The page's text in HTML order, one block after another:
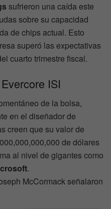
sufrieron una caída este
sobre su capacidad
de chips actual. Esto
superó las expectativas
cuarto trimestre fiscal.
ISI
de la bolsa,
en el diseñador de
creen que su valor de
de dólares
al nivel de gigantes como
.
McCormack señalaron